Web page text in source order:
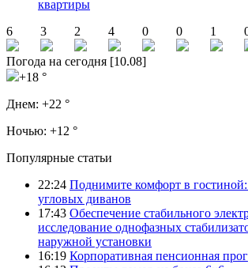
квартиры
6
3 2 4 0 0 1
Погода на сегодня [10.08]
+18 °
Днем: +22 °
Ночью: +12 °
Популярные статьи
22:24 Поднимите комфорт в
угловых диванов
17:43 Обеспечение стабильного
исследование однофазных
наружной установки
16:19 Корпоративная пенсионная